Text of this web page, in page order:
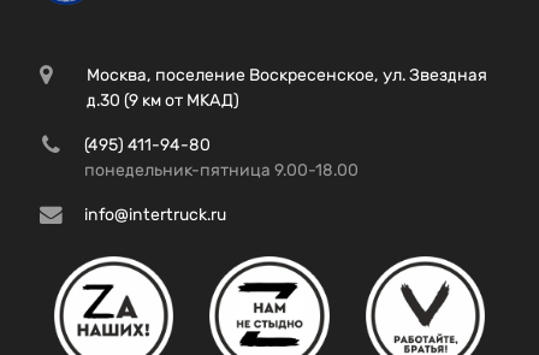
Москва, поселение Воскресенское, ул. Звездная
д.30 (9 км от МКАД)
(495) 411-94-80
понедельник-пятница 9.00-18.00
info@intertruck.ru